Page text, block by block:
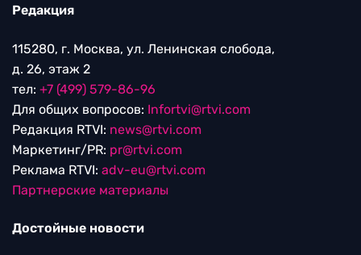
Редакция
115280, г. Москва, ул. Ленинская слобода,
д. 26, этаж 2
тел: +7 (499) 579-86-96
Для общих вопросов: Infortvi@rtvi.com
Редакция RTVI: news@rtvi.com
Маркетинг/PR: pr@rtvi.com
Реклама RTVI: adv-eu@rtvi.com
Партнерские материалы
Достойные новости